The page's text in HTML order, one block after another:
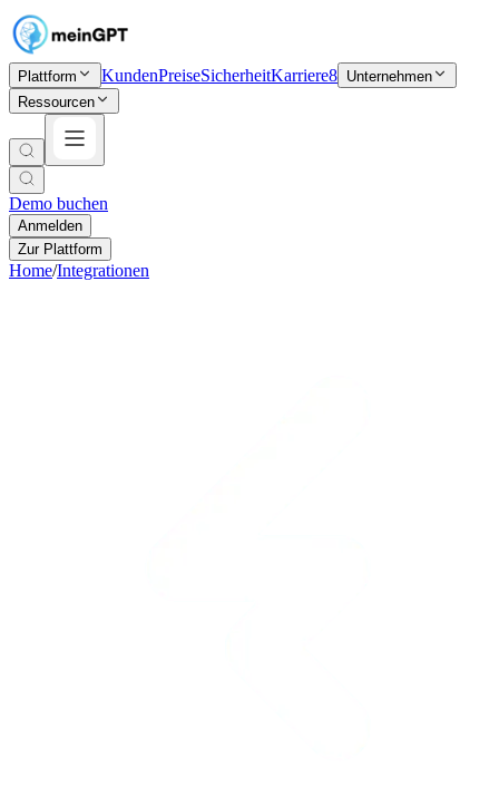
Plattform KundenPreiseSicherheitKarriere8 Unternehmen
Ressourcen
Demo buchen
Anmelden
Zur Plattform
Home/Integrationen